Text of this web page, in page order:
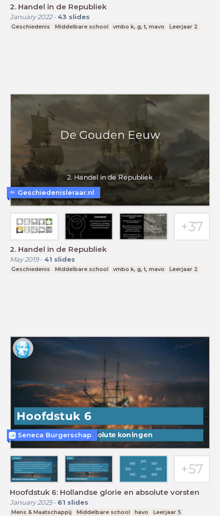
2. Handel in de Republiek
January 2022- 43 slides
Geschiedenis Middelbare school vmbo k, g, t, mavo Leerjaar 2
2. Handel in de Republiek
May 2019- 41 slides
Geschiedenis Middelbare school vmbo k, g, t, mavo Leerjaar 2
Geschiedenisleraar.nl
Hoofdstuk 6: Hollandse glorie en absolute vorsten
January 2025- 61 slides
Mens & Maatschappij Middelbare school havo Leerjaar 5
Seneca Burgerschap